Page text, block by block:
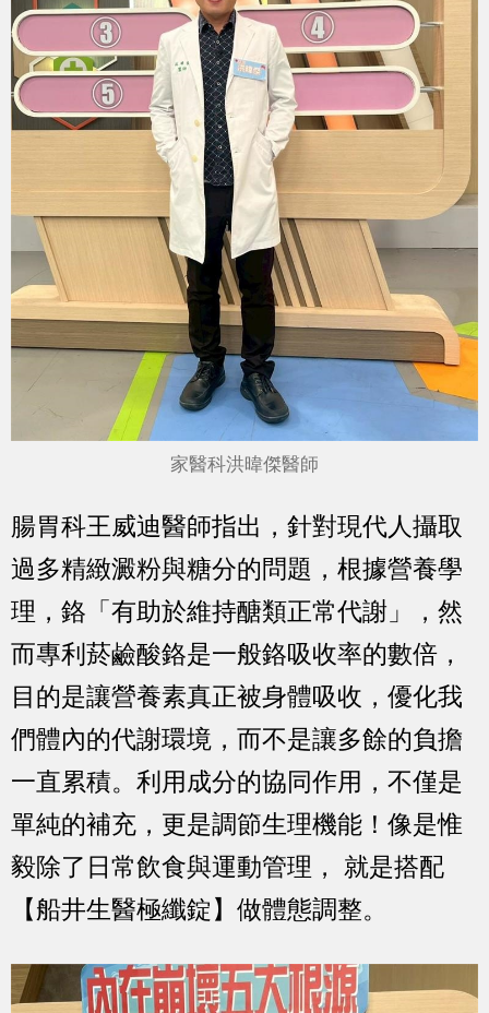
家醫科洪暐傑醫師
腸胃科王威迪醫師指出，針對現代人攝取
過多精緻澱粉與糖分的問題，根據營養學
理，鉻「有助於維持醣類正常代謝」，然
而專利菸鹼酸鉻是一般鉻吸收率的數倍，
目的是讓營養素真正被身體吸收，優化我
們體內的代謝環境，而不是讓多餘的負擔
一直累積。利用成分的協同作用，不僅是
單純的補充，更是調節生理機能！像是惟
毅除了日常飲食與運動管理， 就是搭配
【船井生醫極纖錠】做體態調整。